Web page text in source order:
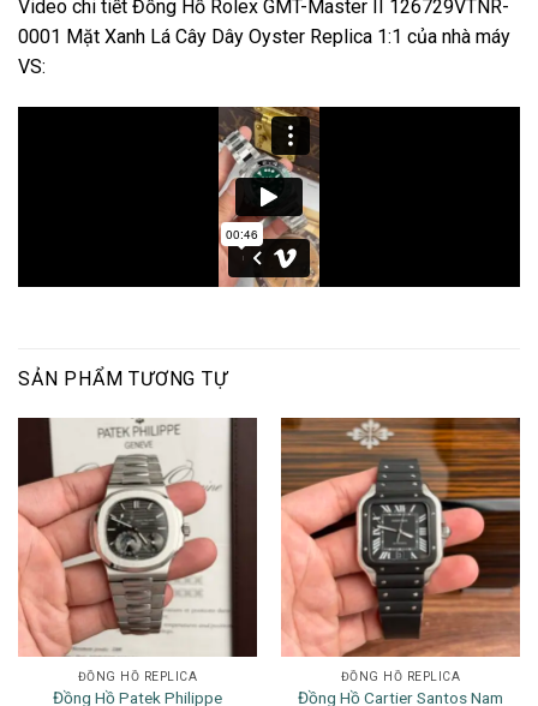
Video chi tiết Đồng Hồ Rolex GMT-Master II 126729VTNR-
0001 Mặt Xanh Lá Cây Dây Oyster Replica 1:1 của nhà máy
VS:
SẢN PHẨM TƯƠNG TỰ
ĐỒNG HỒ REPLICA
Đồng Hồ Patek Philippe
ĐỒNG HỒ REPLICA
Đồng Hồ Cartier Santos Nam